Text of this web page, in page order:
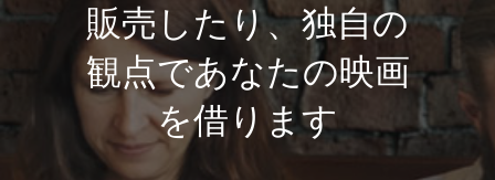
販売したり、独自の
観点であなたの映画
を借ります